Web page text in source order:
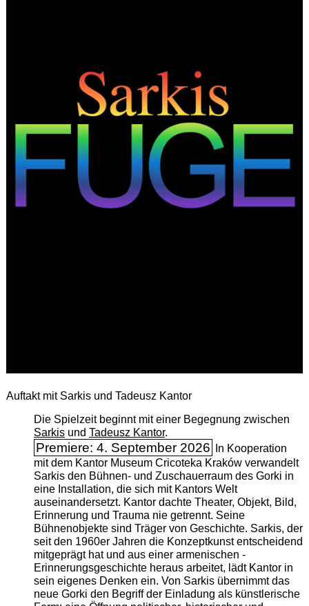
Auftakt mit Sarkis und Tadeusz Kantor
Die Spielzeit beginnt mit einer Begegnung zwischen
Sarkisund Tadeusz Kantor.
Premiere: 4. September 2026
In Kooperation
mit dem Kantor Museum Cricoteka Kraków verwandelt
Sarkis den Bühnen- und Zuschauerraum des Gorki in
eine Installation, die sich mit Kantors Welt
auseinandersetzt. Kantor dachte Theater, Objekt, Bild,
Erinnerung und Trauma nie getrennt. Seine
Bühnenobjekte sind Träger von Geschichte. Sarkis, der
seit den 1960er Jahren die Konzeptkunst entscheidend
mitgeprägt hat und aus einer armenischen ­
Erinnerungsgeschichte heraus arbeitet, lädt Kantor in
sein eigenes Denken ein. Von Sarkis übernimmt das
neue Gorki den Begriff der Einladung als künstlerische